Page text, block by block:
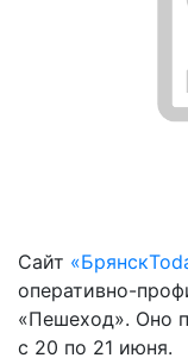
Сайт
оперативно-
«Пешеход». Оно
с 20 по 21 июня.